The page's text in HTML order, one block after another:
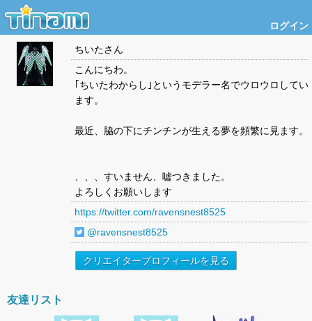
ログイン
ちいたさん
こんにちわ。
｢ちいたわからし｣というモデラー名でウロウロしてい
ます。
最近、脇の下にチンチンが生える夢を頻繁に見ます。
、、、すいません、嘘つきました。
よろしくお願いします
https://twitter.com/ravensnest8525
@ravensnest8525
クリエイタープロフィールを見る
友達リスト